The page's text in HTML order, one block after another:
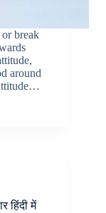
break
around
हिंदी में